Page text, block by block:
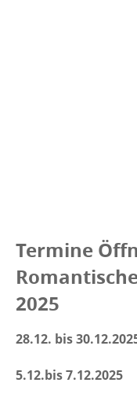
Termine
2025
28.12. bis
5.12.bis 7.12.2025